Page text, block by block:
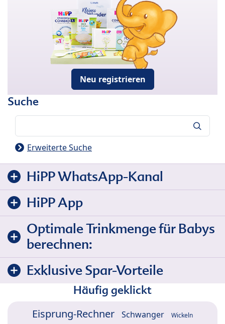
Neu registrieren
Suche
Erweiterte Suche
HiPP WhatsApp-Kanal
HiPP App
Optimale Trinkmenge für Babys
berechnen:
Exklusive Spar-Vorteile
Häufig geklickt
Eisprung-Rechner Schwanger Wickeln